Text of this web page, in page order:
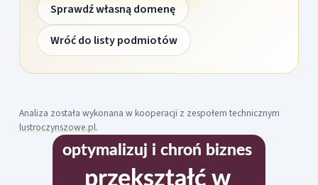
Sprawdź własną domenę
Wróć do listy podmiotów
Analiza została wykonana w kooperacji z zespołem technicznym
lustroczynszowe.pl.